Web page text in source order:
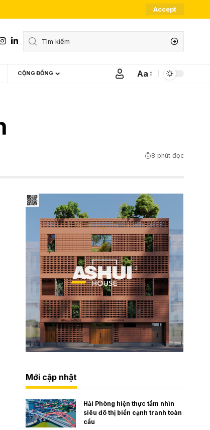
Accept
CỘNG ĐỒNG
Font
Aa
8 phút đọc
Mới cập nhật
Hải Phòng hiện thực tầm nhìn
siêu đô thị biển cạnh tranh toàn
cầu